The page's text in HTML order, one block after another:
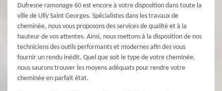
Dufresne ramonage 60 est encore à votre disposition dans toute la
ville de Ully Saint Georges. Spécialistes dans les travaux de
cheminée, nous vous proposons des services de qualité et à la
hauteur de vos attentes. Ainsi, nous mettons à la disposition de nos
techniciens des outils performants et modernes afin des vous
fournir un rendu inédit. Quel que soit le type de votre cheminée,
nous saurons trouver les moyens adéquats pour rendre votre
cheminée en parfait état.